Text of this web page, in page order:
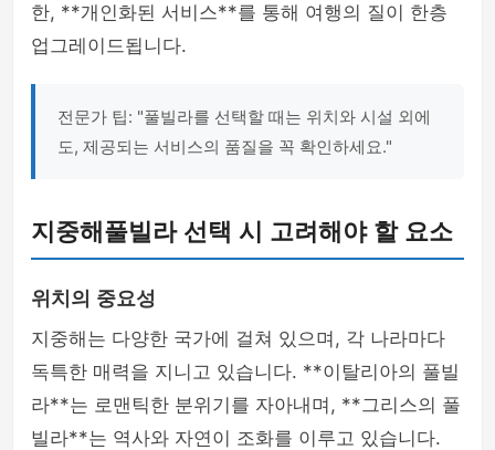
한, **개인화된 서비스**를 통해 여행의 질이 한층
업그레이드됩니다.
전문가 팁: "풀빌라를 선택할 때는 위치와 시설 외에
도, 제공되는 서비스의 품질을 꼭 확인하세요."
지중해풀빌라 선택 시 고려해야 할 요소
위치의 중요성
지중해는 다양한 국가에 걸쳐 있으며, 각 나라마다
독특한 매력을 지니고 있습니다. **이탈리아의 풀빌
라**는 로맨틱한 분위기를 자아내며, **그리스의 풀
빌라**는 역사와 자연이 조화를 이루고 있습니다.